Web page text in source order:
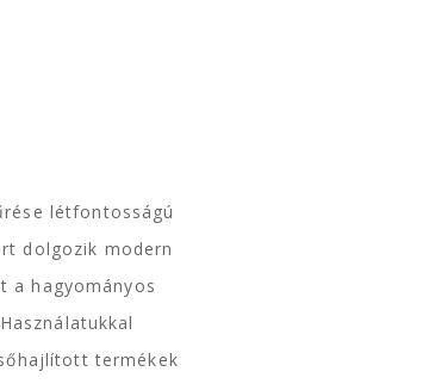
létfontosságú
dolgozik modern
a hagyományos
termékek